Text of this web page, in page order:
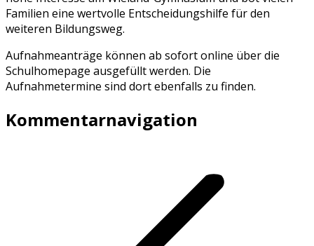
Familien eine wertvolle Entscheidungshilfe für den
weiteren Bildungsweg.
Aufnahmeanträge können ab sofort online über die
Schulhomepage ausgefüllt werden. Die
Aufnahmetermine sind dort ebenfalls zu finden.
Kommentarnavigation